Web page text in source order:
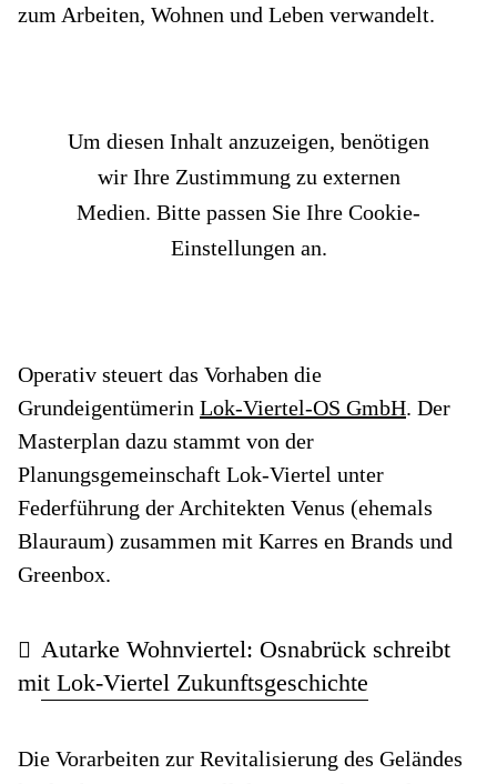
zum Arbeiten, Wohnen und Leben verwandelt.
Um diesen Inhalt anzuzeigen, benötigen
wir Ihre Zustimmung zu externen
Medien. Bitte passen Sie Ihre Cookie-
Einstellungen an.
Operativ steuert das Vorhaben die
Grundeigentümerin Lok-Viertel-OS GmbH. Der
Masterplan dazu stammt von der
Planungsgemeinschaft Lok-Viertel unter
Federführung der Architekten Venus (ehemals
Blauraum) zusammen mit Karres en Brands und
Greenbox.
Autarke Wohnviertel: Osnabrück schreibt
mit Lok-Viertel Zukunftsgeschichte
Die Vorarbeiten zur Revitalisierung des Geländes